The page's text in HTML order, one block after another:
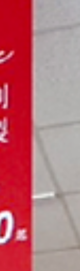
絲舒柔枕」 ・購買沙發
店 【地址】新北市汐止
話】0905 878 796 【地
家具選得對，空間
進家就是大麻煩。 我們
NOVA品牌全新升級
格局 📏 給您最合適的
價．材質尺寸全客製 不